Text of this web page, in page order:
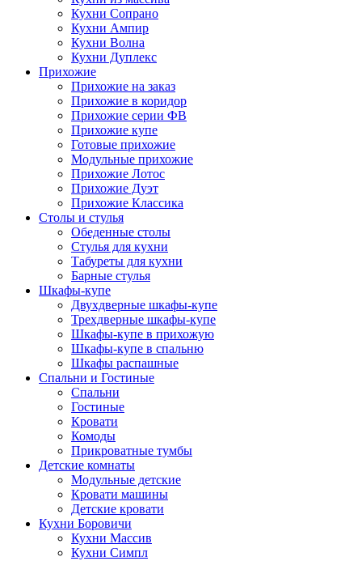
Кухни Сопрано
Кухни Ампир
Кухни Волна
Кухни Дуплекс
Прихожие
Прихожие на заказ
Прихожие в коридор
Прихожие серии ФВ
Прихожие купе
Готовые прихожие
Модульные прихожие
Прихожие Лотос
Прихожие Дуэт
Прихожие Классика
Столы и стулья
Обеденные столы
Стулья для кухни
Табуреты для кухни
Барные стулья
Шкафы-купе
Двухдверные шкафы-купе
Трехдверные шкафы-купе
Шкафы-купе в прихожую
Шкафы-купе в спальню
Шкафы распашные
Спальни и Гостиные
Спальни
Гостиные
Кровати
Комоды
Прикроватные тумбы
Детские комнаты
Модульные детские
Кровати машины
Детские кровати
Кухни Боровичи
Кухни Массив
Кухни Симпл